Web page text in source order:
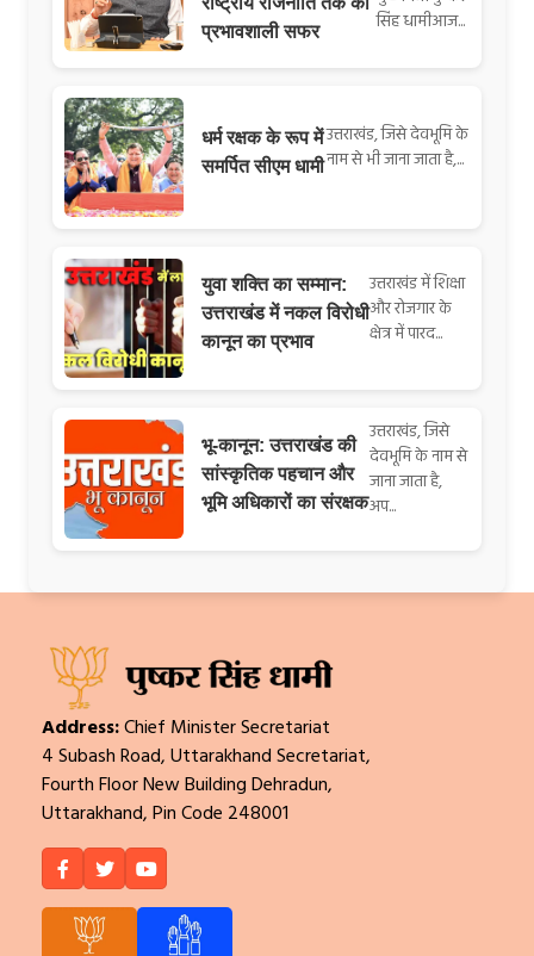
प्रभावशाली सफर
सिंह धामीआज...
धर्म रक्षक के रूप में
समर्पित सीएम धामी
उत्तराखंड, जिसे देवभूमि के
नाम से भी जाना जाता है,...
युवा शक्ति का सम्मान:
उत्तराखंड में नकल विरोधी
कानून का प्रभाव
उत्तराखंड में शिक्षा
और रोजगार के
क्षेत्र में पारद...
भू-कानून: उत्तराखंड की
सांस्कृतिक पहचान और
भूमि अधिकारों का संरक्षक
उत्तराखंड, जिसे
देवभूमि के नाम से
जाना जाता है,
अप...
Address:Chief Minister Secretariat
4 Subash Road, Uttarakhand Secretariat,
Fourth Floor New Building Dehradun,
Uttarakhand, Pin Code 248001